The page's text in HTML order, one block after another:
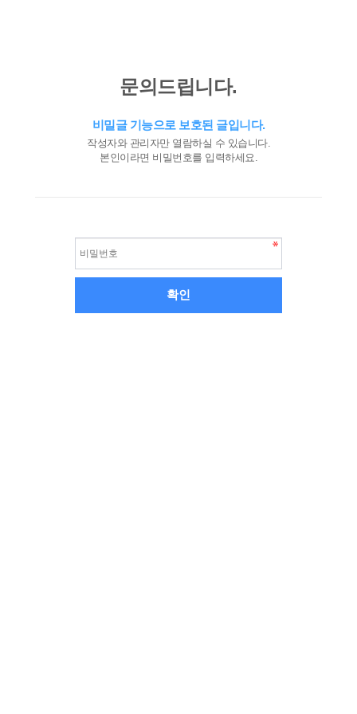
문의드립니다.
비밀글 기능으로 보호된 글입니다.
작성자와 관리자만 열람하실 수 있습니다.
본인이라면 비밀번호를 입력하세요.